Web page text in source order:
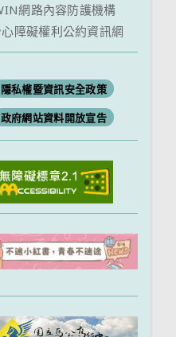
網路內容防護機構
障礙權利公約資訊網
隱私權暨資訊安全政策
政府網站資料開放宣告